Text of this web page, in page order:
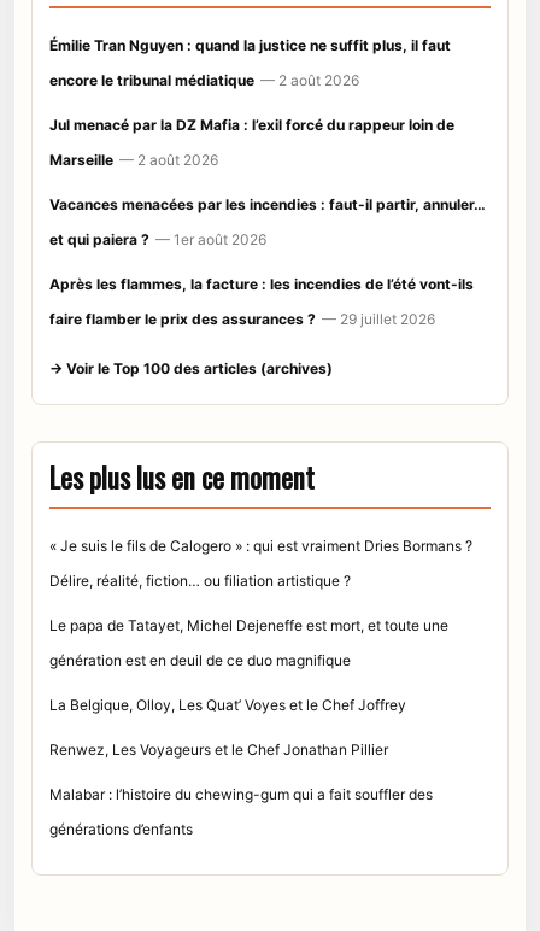
Émilie Tran Nguyen : quand la justice ne suffit plus, il faut
encore le tribunal médiatique — 2 août 2026
Jul menacé par la DZ Mafia : l’exil forcé du rappeur loin de
Marseille — 2 août 2026
Vacances menacées par les incendies : faut-il partir, annuler…
et qui paiera ? — 1er août 2026
Après les flammes, la facture : les incendies de l’été vont-ils
faire flamber le prix des assurances ? — 29 juillet 2026
→ Voir le Top 100 des articles (archives)
Les plus lus en ce moment
« Je suis le fils de Calogero » : qui est vraiment Dries Bormans ?
Délire, réalité, fiction… ou filiation artistique ?
Le papa de Tatayet, Michel Dejeneffe est mort, et toute une
génération est en deuil de ce duo magnifique
La Belgique, Olloy, Les Quat’ Voyes et le Chef Joffrey
Renwez, Les Voyageurs et le Chef Jonathan Pillier
Malabar : l’histoire du chewing-gum qui a fait souffler des
générations d’enfants